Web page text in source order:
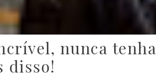
nunca tenha
disso!